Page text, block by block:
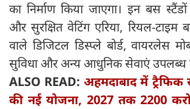
का निर्माण किया जाएगा। इन बस
और सुरक्षित वेटिंग एरिया, रियल-टाइम
वाले डिजिटल डिस्प्ले बोर्ड, वायरलेस
सुविधा और अन्य आधुनिक सेवाएं उपलब्ध
ALSO READ:अहमदाबाद में ट्रैफिक
की नई योजना, 2027 तक 2200